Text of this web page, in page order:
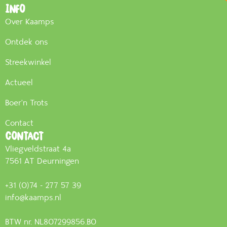
Info
Over Kaamps
Ontdek ons
Streekwinkel
Actueel
Boer'n Trots
Contact
Contact
Vliegveldstraat 4a
7561 AT Deurningen
+31 (0)74 - 277 57 39
info@kaamps.nl
BTW nr. NL807299856.B0